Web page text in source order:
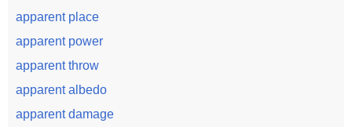
apparent place
apparent power
apparent throw
apparent albedo
apparent damage